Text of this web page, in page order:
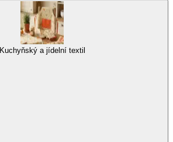
Kuchyňský a jídelní textil